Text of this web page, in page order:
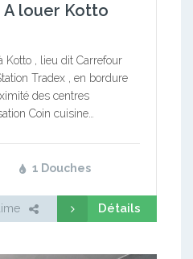
louer Kotto
Kotto , lieu dit Carrefour
Tradex , en bordure
des centres
Coin cuisine…
1 Douches
Détails